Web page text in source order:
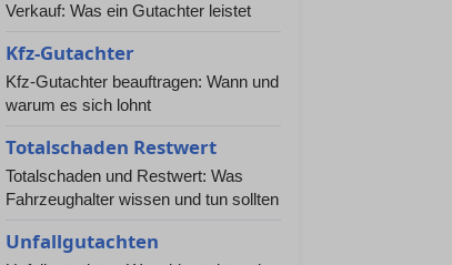
Verkauf: Was ein Gutachter leistet
Kfz-Gutachter
Kfz-Gutachter beauftragen: Wann und
warum es sich lohnt
Totalschaden Restwert
Totalschaden und Restwert: Was
Fahrzeughalter wissen und tun sollten
Unfallgutachten